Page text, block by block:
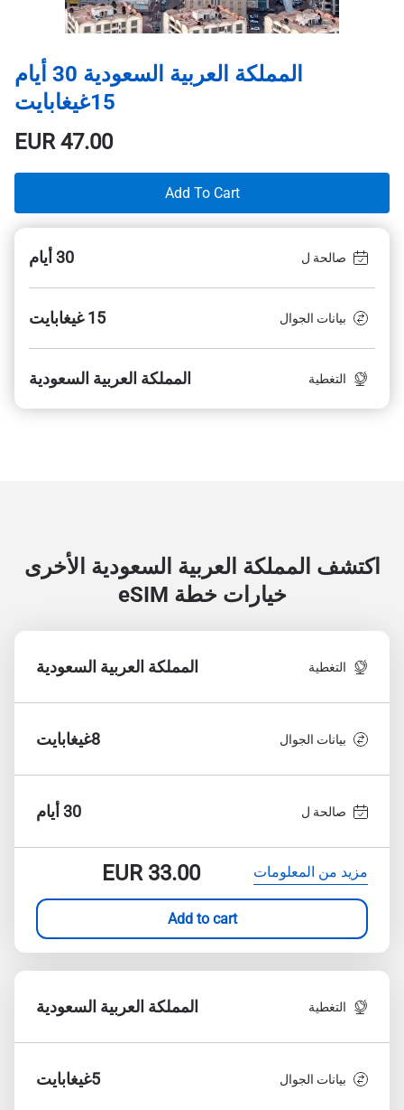
المملكة العربية السعودية 30 أيام
15غيغابايت
EUR47.00
Add To Cart
صالحة ل 30 أيام
بيانات الجوال 15 غيغابايت
التغطية المملكة العربية السعودية
اكتشف المملكة العربية السعودية الأخرى
خيارات خطة eSIM
التغطية المملكة العربية السعودية
بيانات الجوال 8غيغابايت
صالحة ل 30 أيام
مزيد من المعلومات EUR33.00
Add to cart
التغطية المملكة العربية السعودية
بيانات الجوال 5غيغابايت